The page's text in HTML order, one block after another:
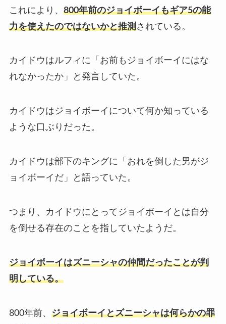
これにより、 800年前のジョイボーイもギア5の能
力を使えたのではないかと推測されている。
カイドウはルフィに「お前もジョイボーイにはな
れなかったか」と発言していた。
カイドウはジョイボーイについて何か知っている
ような口ぶりだった。
カイドウは部下のキングに「おれを倒した男がジ
ョイボーイだ」と語っていた。
つまり、カイドウにとってジョイボーイとは自分
を倒せる存在のことを指していたようだ。
ジョイボーイはズニーシャの仲間だったことが判
明している。
800年前、 ジョイボーイとズニーシャは何らかの罪